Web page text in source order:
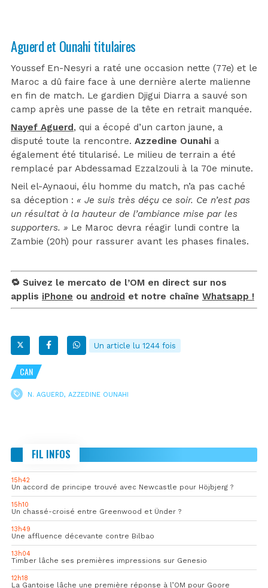
Aguerd et Ounahi titulaires
Youssef En-Nesyri a raté une occasion nette (77e) et le
Maroc a dû faire face à une dernière alerte malienne
en fin de match. Le gardien Djigui Diarra a sauvé son
camp après une passe de la tête en retrait manquée.
Nayef Aguerd, qui a écopé d’un carton jaune, a
disputé toute la rencontre. Azzedine Ounahi a
également été titularisé. Le milieu de terrain a été
remplacé par Abdessamad Ezzalzouli à la 70e minute.
Neil el-Aynaoui, élu homme du match, n’a pas caché
sa déception : « Je suis très déçu ce soir. Ce n’est pas
un résultat à la hauteur de l’ambiance mise par les
supporters. » Le Maroc devra réagir lundi contre la
Zambie (20h) pour rassurer avant les phases finales.
🔁 Suivez le mercato de l’OM en direct sur nos
applis iPhone ou android et notre chaîne Whatsapp !
Un article lu 1244 fois
CAN
N. AGUERD, AZZEDINE OUNAHI
FIL INFOS
15h42
Un accord de principe trouvé avec Newcastle pour Höjbjerg ?
15h10
Un chassé-croisé entre Greenwood et Ünder ?
13h49
Une affluence décevante contre Bilbao
13h04
Timber lâche ses premières impressions sur Genesio
12h18
La Gantoise lâche une première réponse à l’OM pour Goore